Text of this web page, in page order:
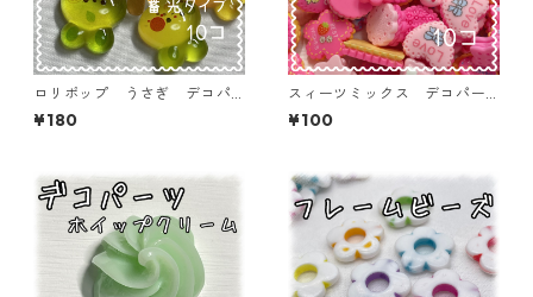
ロリポップ うさぎ デコパ
ーツ 蓄光 10個入り 貼り
付けパーツ【DP-RP-RBM】
¥180
スィーツミックス デコパー
ツ ビスケット系 10個入
り 貼り付けパーツ【DP-SW-
¥100